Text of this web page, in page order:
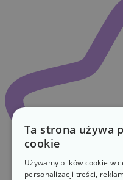
Ta strona używa
cookie
Używamy plików cookie w
personalizacji treści,